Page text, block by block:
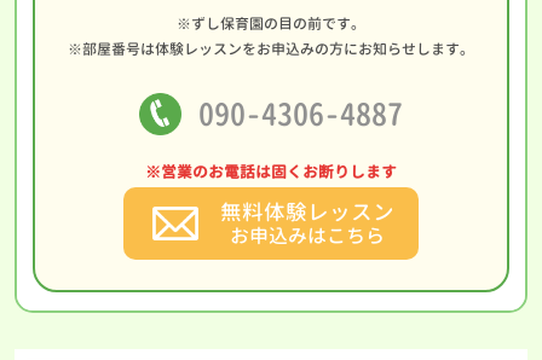
※ずし保育園の目の前です。
※部屋番号は体験レッスンをお申込みの方にお知らせします。
090-4306-4887
※営業のお電話は固くお断りします
無料体験レッスン
お申込みはこちら